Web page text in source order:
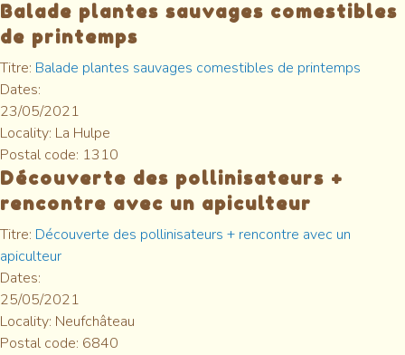
Balade plantes sauvages comestibles
de printemps
Titre: Balade plantes sauvages comestibles de printemps
Dates:
23/05/2021
Locality: La Hulpe
Postal code: 1310
Découverte des pollinisateurs +
rencontre avec un apiculteur
Titre: Découverte des pollinisateurs + rencontre avec un
apiculteur
Dates:
25/05/2021
Locality: Neufchâteau
Postal code: 6840